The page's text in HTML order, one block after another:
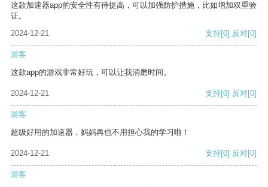
这款加速器app的安全性有待提高，可以加强防护措施，比如增加双重验
证。
2024-12-21
支持[0] 反对[0]
游客
这款app的游戏非常好玩，可以让我消磨时间。
2024-12-21 支持[0] 反对[0]
游客
超级好用的加速器，妈妈再也不用担心我的学习啦！
2024-12-21 支持[0] 反对[0]
游客